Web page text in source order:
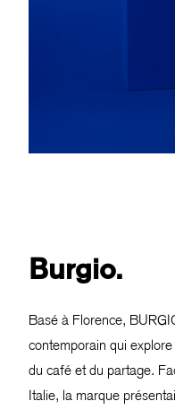
Burgio.
Basé à Florence,
contemporain qui
du café et du partage.
Italie, la marque